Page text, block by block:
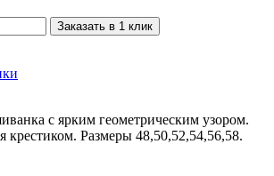
Заказать в 1 клик
с ярким геометрическим узором.
Размеры 48,50,52,54,56,58.